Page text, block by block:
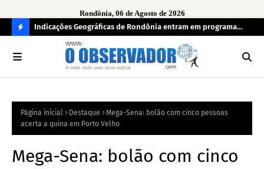
Rondônia, 06 de Agosto de 2026
O
R
Indicações Geográficas de Rondônia entram em programa
internacional para acelerar negócios
Página inicial Destaque
Mega-Sena: bolão com cinco pessoas
acerta a quina em Porto Velho
Mega-Sena: bolão com cinco